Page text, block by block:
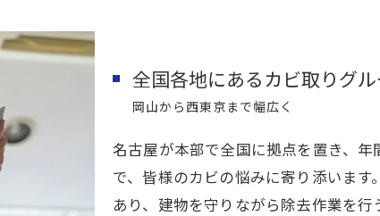
全国各地にあるカビ取りグ
岡山から西東京まで幅広く
名古屋が本部で全国に拠点を置き、
で、皆様のカビの悩みに寄り添いま
あり、建物を守りながら除去作業を